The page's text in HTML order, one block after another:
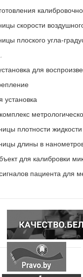
скорости
плоского угла-
для
установка
плотности жидкости
длины в
для калибровки
пациента для